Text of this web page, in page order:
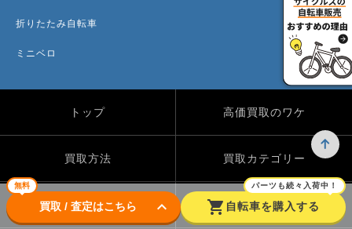
無料
買取 / 査定はこちら keyboard_arrow_down shopping_cart
パーツも続々入荷中！
自転車を購入する
折りたたみ自転車
ミニベロ
トップ 高価買取のワケ
買取方法 買取カテゴリー
買取実績 自転車のコラム